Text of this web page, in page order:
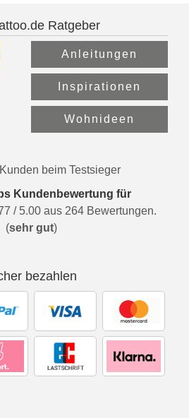
Ratgeber
Anleitungen
Inspirationen
Wohnideen
beim Testsieger
Kundenbewertung für
/ 5.00 aus 264 Bewertungen.
(sehr gut)
bezahlen